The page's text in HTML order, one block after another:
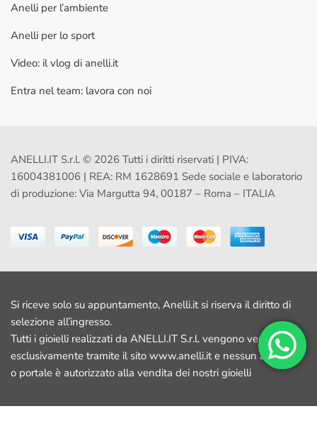
Anelli per l’ambiente
Anelli per lo sport
Video: il vlog di anelli.it
Entra nel team: lavora con noi
ANELLI.IT S.r.l. © 2026 Tutti i diritti riservati | PIVA:
16004381006 | REA: RM 1628691 Sede sociale e laboratorio
di produzione: Via Margutta 94, 00187 – Roma – ITALIA
Si riceve solo su appuntamento, Anelli.it si riserva il diritto di
selezione all’ingresso.
Tutti i gioielli realizzati da ANELLI.IT S.r.l. vengono venduti
esclusivamente tramite il sito www.anelli.it e nessun altro sito
o portale è autorizzato alla vendita dei nostri gioielli